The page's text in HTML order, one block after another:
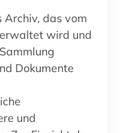
das vom
wird und
Dokumente
und